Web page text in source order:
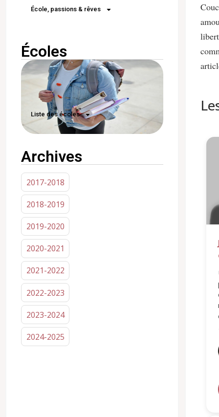
École, passions & rêves
Écoles
Liste des écoles
Archives
2017-2018
2018-2019
2019-2020
2020-2021
2021-2022
2022-2023
2023-2024
2024-2025